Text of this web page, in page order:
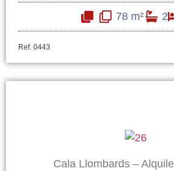
78 m² 2
Ref. 0443
Cala Llombards –